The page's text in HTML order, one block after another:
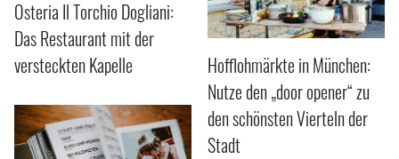
Osteria Il Torchio Dogliani:
Das Restaurant mit der
versteckten Kapelle
Hofflohmärkte in München:
Nutze den „door opener“ zu
den schönsten Vierteln der
Stadt